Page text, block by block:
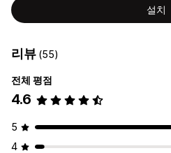
설치
리뷰 (55)
전체 평점
4.6
5
4